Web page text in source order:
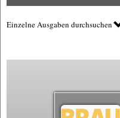
Einzelne Ausgaben durchsuchen